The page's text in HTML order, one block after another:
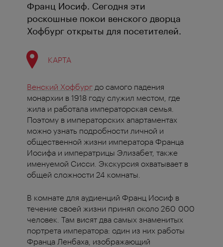
Франц Иосиф. Сегодня эти
роскошные покои венского дворца
Хофбург открыты для посетителей.
КАРТА
Венский Хофбург до самого падения
монархии в 1918 году служил местом, где
жила и работала императорская семья.
Поэтому в императорских апартаментах
можно узнать подробности личной и
общественной жизни императора Франца
Иосифа и императрицы Элизабет, также
именуемой Сисси. Экскурсия охватывает в
общей сложности 24 комнаты.
В комнате для аудиенций Франц Иосиф в
течение своей жизни принял около 260 000
человек. Там висят два самых знаменитых
портрета императора: один из них работы
Франца Ленбаха, изображающий